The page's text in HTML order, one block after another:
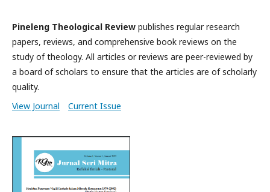
Pineleng Theological Review publishes regular research
papers, reviews, and comprehensive book reviews on the
study of theology. All articles or reviews are peer-reviewed by
a board of scholars to ensure that the articles are of scholarly
quality.
View Journal
Current Issue